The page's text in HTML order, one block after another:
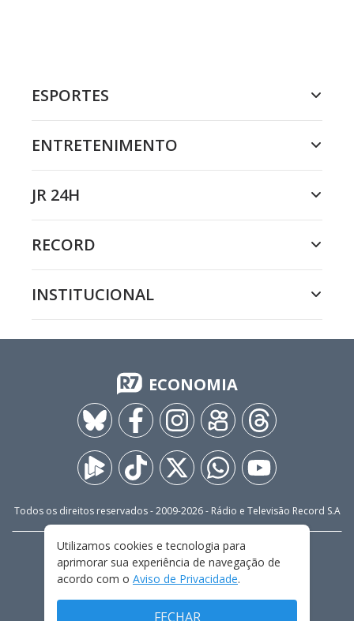
ESPORTES
ENTRETENIMENTO
JR 24H
RECORD
INSTITUCIONAL
ECONOMIA
Todos os direitos reservados - 2009-2026- Rádio e Televisão Record S.A
FALE CONOSCO
PRIVACIDADE
TERMOS E CONDIÇÕES DE USO
Utilizamos cookies e tecnologia para
aprimorar sua experiência de navegação de
acordo com o Aviso de Privacidade.
FECHAR